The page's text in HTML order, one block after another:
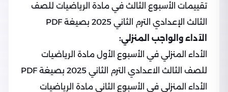
تقييمات الأسبوع الثالث في مادة الرياضيات للصف
الثالث الإعدادي الترم الثاني 2025 بصيغة PDF
الآداء والواجب المنزلي:
الأداء المنزلي في الأسبوع الأول مادة الرياضيات
للصف الثالث الاعدادي الترم الثاني 2025 بصيغة PDF
الأداء المنزلي في الأسبوع الثاني مادة الرياضيات